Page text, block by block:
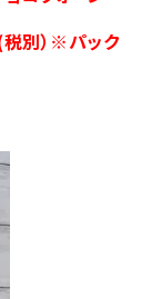
別）※パック